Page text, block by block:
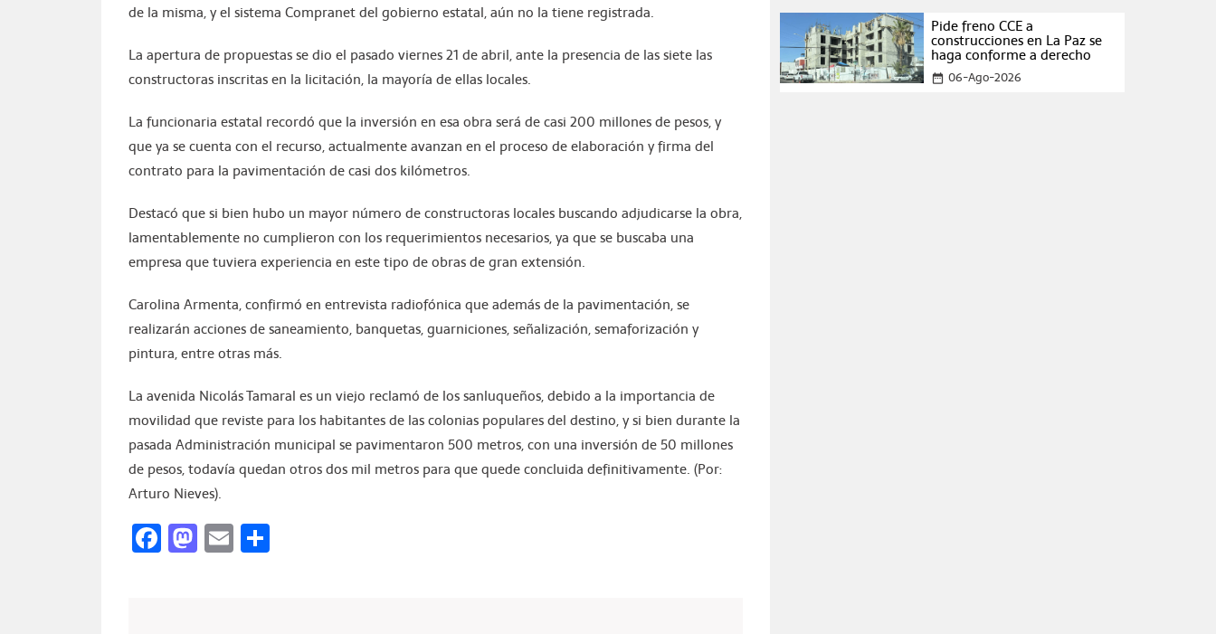
de la misma, y el sistema Compranet del gobierno estatal, aún no la tiene registrada.
La apertura de propuestas se dio el pasado viernes 21 de abril, ante la presencia de las siete las
constructoras inscritas en la licitación, la mayoría de ellas locales.
La funcionaria estatal recordó que la inversión en esa obra será de casi 200 millones de pesos, y
que ya se cuenta con el recurso, actualmente avanzan en el proceso de elaboración y firma del
contrato para la pavimentación de casi dos kilómetros.
Destacó que si bien hubo un mayor número de constructoras locales buscando adjudicarse la obra,
lamentablemente no cumplieron con los requerimientos necesarios, ya que se buscaba una
empresa que tuviera experiencia en este tipo de obras de gran extensión.
Carolina Armenta, confirmó en entrevista radiofónica que además de la pavimentación, se
realizarán acciones de saneamiento, banquetas, guarniciones, señalización, semaforización y
pintura, entre otras más.
La avenida Nicolás Tamaral es un viejo reclamó de los sanluqueños, debido a la importancia de
movilidad que reviste para los habitantes de las colonias populares del destino, y si bien durante la
pasada Administración municipal se pavimentaron 500 metros, con una inversión de 50 millones
de pesos, todavía quedan otros dos mil metros para que quede concluida definitivamente. (Por:
Arturo Nieves).
Facebook
Mastodon
Email
Pide freno CCE a
construcciones en La Paz se
haga conforme a derecho
date_range 06-Ago-2026